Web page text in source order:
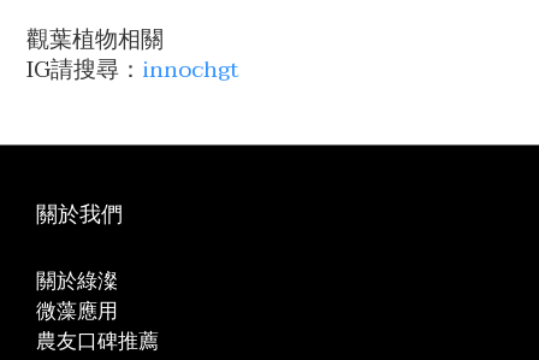
觀葉植物相關
IG請搜尋： innochgt
關於我們
關於綠澯
微藻應用
農友口碑推薦